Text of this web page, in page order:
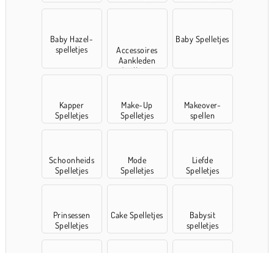
Baby Hazel-
spelletjes
Accessoires
Aankleden
Spelletjes
Baby Spelletjes
Kapper
Spelletjes
Make-Up
Spelletjes
Makeover-
spellen
Schoonheids
Spelletjes
Mode
Spelletjes
Liefde
Spelletjes
Prinsessen
Spelletjes
Cake Spelletjes
Babysit
spelletjes